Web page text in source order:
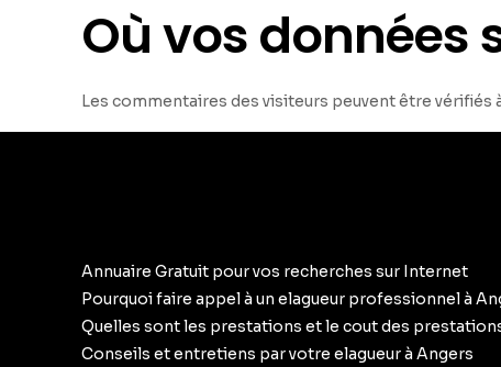
Où vos données
Les commentaires des visiteurs peuvent être vérifiés
Annuaire Gratuit pour vos recherches sur Internet
Pourquoi faire appel à un elagueur professionnel à
Quelles sont les prestations et le cout des
Conseils et entretiens par votre elagueur à Angers